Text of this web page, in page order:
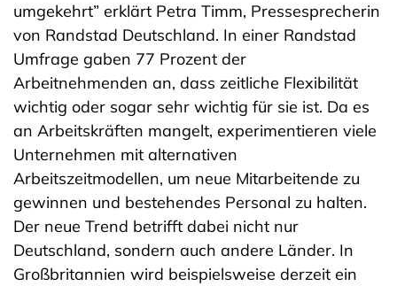
umgekehrt” erklärt Petra Timm, Pressesprecherin
von Randstad Deutschland. In einer Randstad
Umfrage gaben 77 Prozent der
Arbeitnehmenden an, dass zeitliche Flexibilität
wichtig oder sogar sehr wichtig für sie ist. Da es
an Arbeitskräften mangelt, experimentieren viele
Unternehmen mit alternativen
Arbeitszeitmodellen, um neue Mitarbeitende zu
gewinnen und bestehendes Personal zu halten.
Der neue Trend betrifft dabei nicht nur
Deutschland, sondern auch andere Länder. In
Großbritannien wird beispielsweise derzeit ein